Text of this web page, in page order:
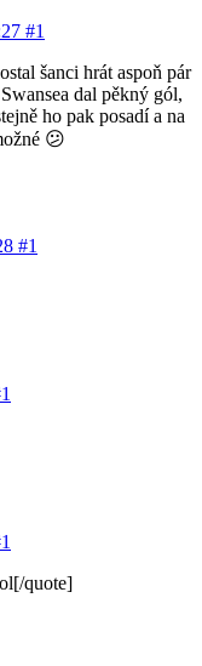
#1
šanci hrát aspoň pár
dal pěkný gól,
ho pak posadí a na
😕
#1
quote]